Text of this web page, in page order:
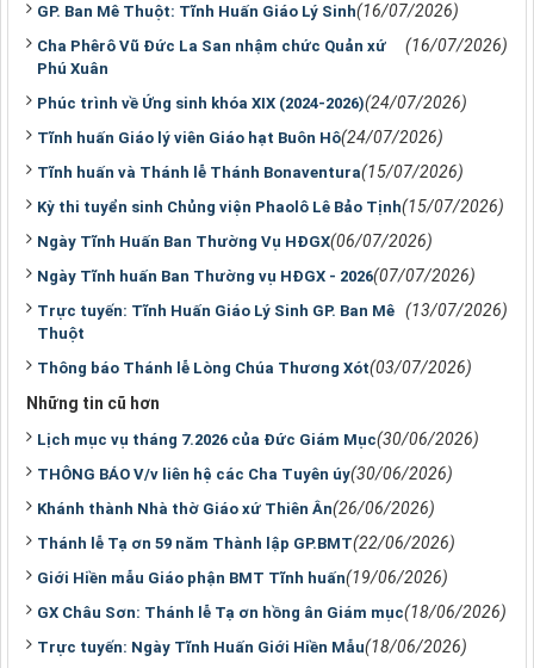
GP. Ban Mê Thuột: Tĩnh Huấn Giáo Lý Sinh(16/07/2026)
Cha Phêrô Vũ Đức La San nhậm chức Quản xứ
Phú Xuân
(16/07/2026)
Phúc trình về Ứng sinh khóa XIX (2024-2026)(24/07/2026)
Tĩnh huấn Giáo lý viên Giáo hạt Buôn Hô(24/07/2026)
Tĩnh huấn và Thánh lễ Thánh Bonaventura(15/07/2026)
Kỳ thi tuyển sinh Chủng viện Phaolô Lê Bảo Tịnh(15/07/2026)
Ngày Tĩnh Huấn Ban Thường Vụ HĐGX(06/07/2026)
Ngày Tĩnh huấn Ban Thường vụ HĐGX - 2026(07/07/2026)
Trực tuyến: Tĩnh Huấn Giáo Lý Sinh GP. Ban Mê
Thuột
(13/07/2026)
Thông báo Thánh lễ Lòng Chúa Thương Xót(03/07/2026)
Những tin cũ hơn
Lịch mục vụ tháng 7.2026 của Đức Giám Mục(30/06/2026)
THÔNG BÁO V/v liên hệ các Cha Tuyên úy(30/06/2026)
Khánh thành Nhà thờ Giáo xứ Thiên Ân(26/06/2026)
Thánh lễ Tạ ơn 59 năm Thành lập GP.BMT(22/06/2026)
Giới Hiền mẫu Giáo phận BMT Tĩnh huấn(19/06/2026)
GX Châu Sơn: Thánh lễ Tạ ơn hồng ân Giám mục(18/06/2026)
Trực tuyến: Ngày Tĩnh Huấn Giới Hiền Mẫu(18/06/2026)